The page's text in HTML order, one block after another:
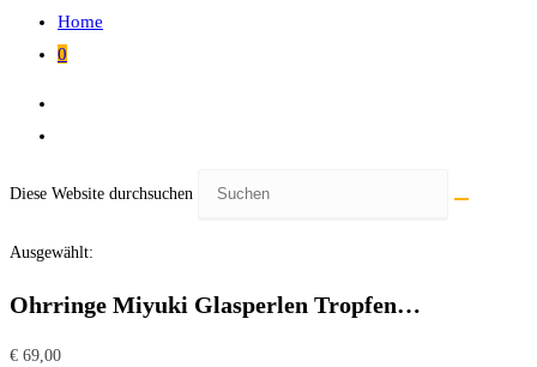
Home
0
Diese Website durchsuchen
Ausgewählt:
Ohrringe Miyuki Glasperlen Tropfen…
€ 69,00